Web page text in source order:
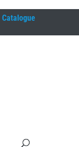
Catalogue